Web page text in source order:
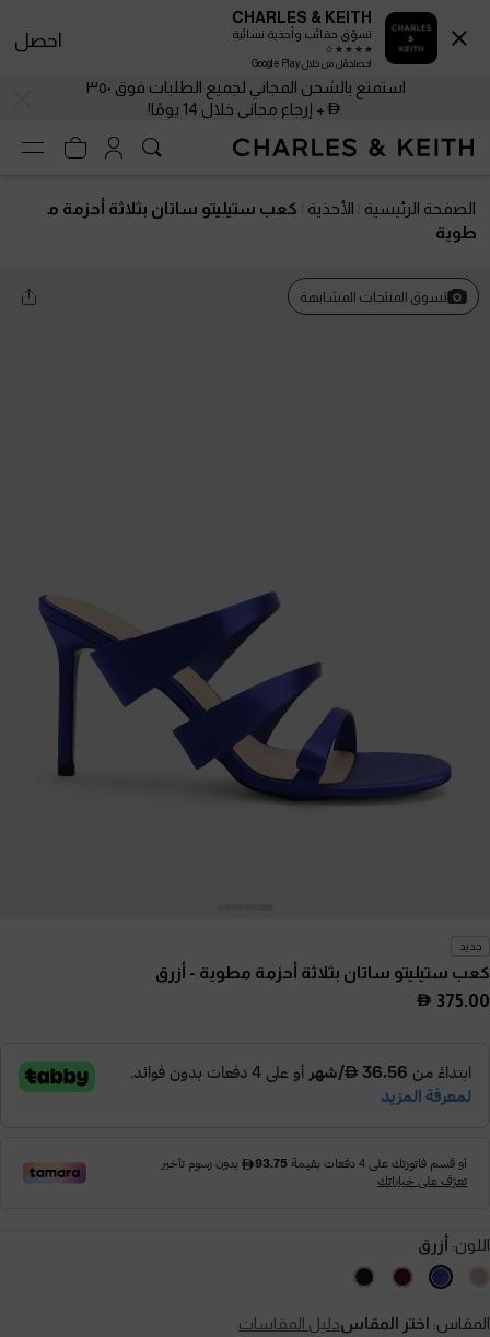
استمتع بالشحن المجاني لجميع الطلبات فوق ٣٥٠
+ إرجاع مجاني خلال 14 يومًا!
الصفحة الرئيسية الأحذية
كعب ستيليتو ساتان بثلاثة أحزمة م
طوية
تسوق المنتجات المشابهة
جديد
كعب ستيليتو ساتان بثلاثة أحزمة مطوية - أزرق
375.00
اللون: أزرق
المقاس: اختر المقاسدليل المقاسات
CHARLES & KEITH
تسوّق حقائب وأحذية نسائية
احصلحمّل من خلال Google Play
احصل